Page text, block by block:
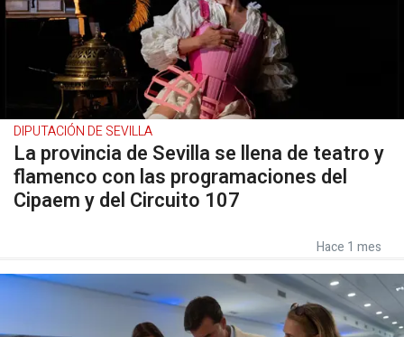
DIPUTACIÓN DE SEVILLA
La provincia de Sevilla se llena de teatro y
flamenco con las programaciones del
Cipaem y del Circuito 107
Hace 1 mes